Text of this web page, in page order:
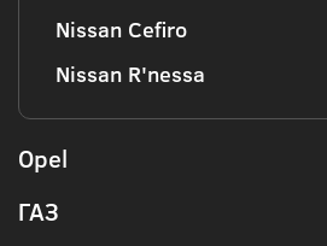
Nissan Cefiro
Nissan R'nessa
Opel
ГАЗ